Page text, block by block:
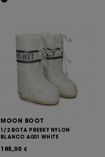
MOON BOOT
1/2 BOTA PRESKY NYLON
BLANCO A001 WHITE
185,00 €